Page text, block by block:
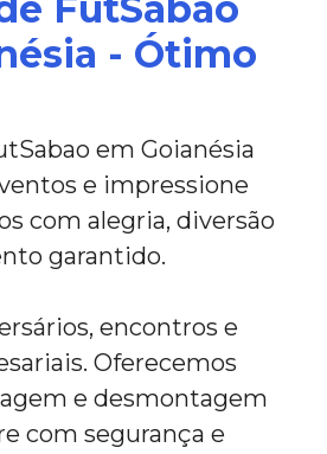
- Ótimo
em Goianésia
e impressione
com alegria, diversão
garantido.
encontros e
Oferecemos
e desmontagem
com segurança e